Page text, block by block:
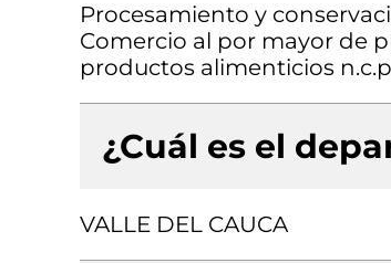
Procesamiento y
Comercio al por mayor de
productos alimenticios
¿Cuál es el
VALLE DEL CAUCA